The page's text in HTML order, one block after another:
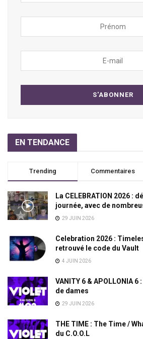
EN TENDANCE
Trending Commentaires
La CELEBRATION 2026 :
journée, avec de
29 JUIN 2026
Celebration 2026 :
retrouvé le code du Vault
4 JUIN 2026
VANITY 6 & APOLLONIA
de dames
29 JUIN 2026
THE TIME : The Time /
du C.O.O.L